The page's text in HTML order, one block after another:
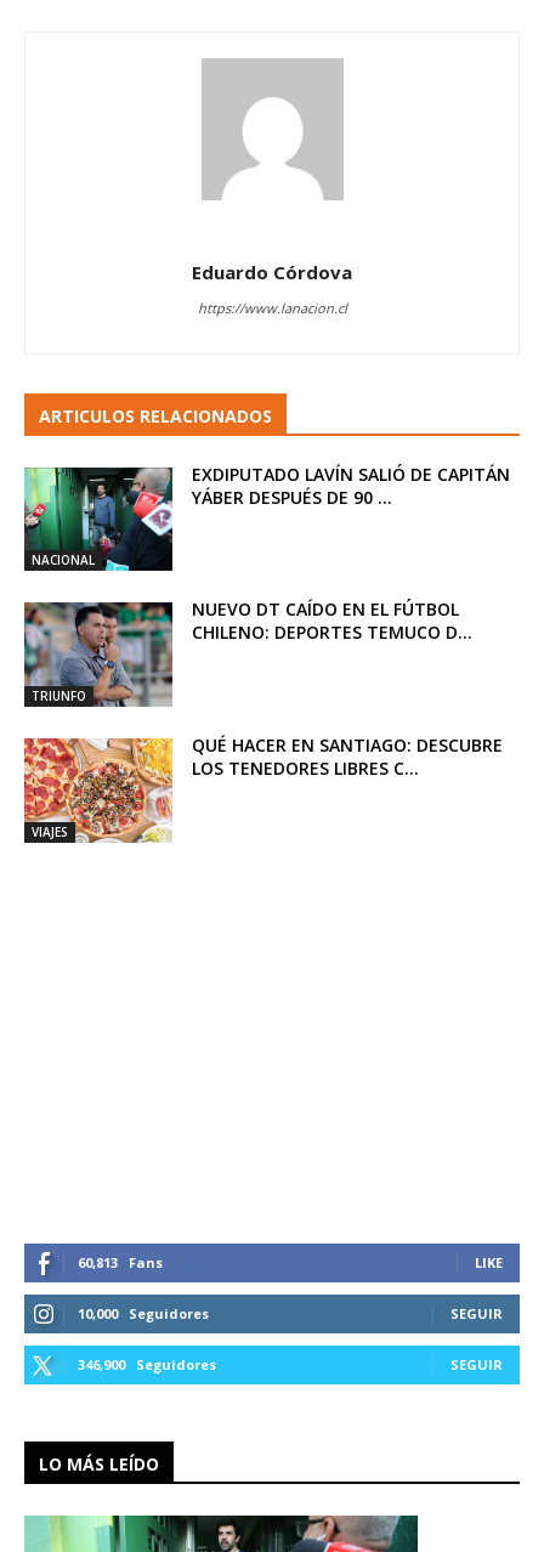
Eduardo Córdova
https://www.lanacion.cl
ARTICULOS RELACIONADOS
NACIONAL
EXDIPUTADO LAVÍN SALIÓ DE CAPITÁN
YÁBER DESPUÉS DE 90 ...
TRIUNFO
NUEVO DT CAÍDO EN EL FÚTBOL
CHILENO: DEPORTES TEMUCO D...
VIAJES
QUÉ HACER EN SANTIAGO: DESCUBRE
LOS TENEDORES LIBRES C...
60,813 Fans LIKE
10,000 Seguidores SEGUIR
346,900 Seguidores SEGUIR
LO MÁS LEÍDO